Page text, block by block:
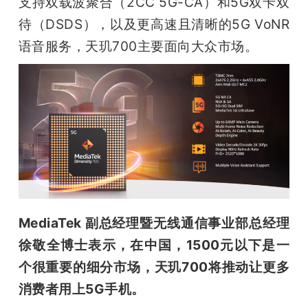
待（DSDS），以及更高速且清晰的5G VoNR
语音服务，天玑700主要面向大众市场。
MediaTek 副总经理暨无线通信事业部总经理
徐敬全博士表示，在中国，1500元以下是一
个很重要的细分市场，天玑700将推动让更多
消费者用上5G手机。